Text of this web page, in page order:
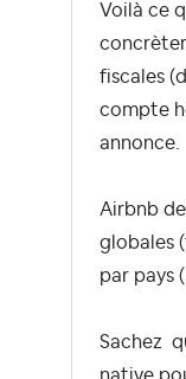
Voilà ce
fiscales
compte
annonce.
Airbnb
globales
par pays
Sachez